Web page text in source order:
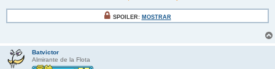
SPOILER: MOSTRAR
Batvictor
Almirante de la Flota